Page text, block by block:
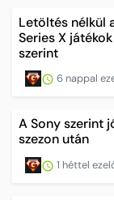
Letöltés nélkül
Series X
szerint
6 nappal
A Sony szerint
szezon után
1 héttel